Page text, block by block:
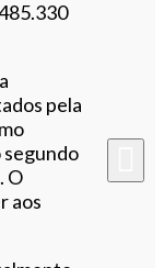
pela
segundo
O
aos